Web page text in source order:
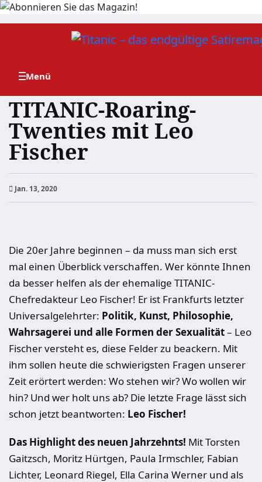
Zum
TITANIC-Roaring-
Twenties mit Leo
Fischer
Jan. 13, 2020
Die 20er Jahre beginnen – da muss man sich erst
mal einen Überblick verschaffen. Wer könnte Ihnen
da besser helfen als der ehemalige TITANIC-
Chefredakteur Leo Fischer! Er ist Frankfurts letzter
Universalgelehrter: Politik, Kunst, Philosophie,
Wahrsagerei und alle Formen der Sexualität– Leo
Fischer versteht es, diese Felder zu beackern. Mit
ihm sollen heute die schwierigsten Fragen unserer
Zeit erörtert werden: Wo stehen wir? Wo wollen wir
hin? Und wer holt uns ab? Die letzte Frage lässt sich
schon jetzt beantworten: Leo Fischer!
Das Highlight des neuen Jahrzehnts! Mit Torsten
Gaitzsch, Moritz Hürtgen, Paula Irmschler, Fabian
Lichter, Leonard Riegel, Ella Carina Werner und als